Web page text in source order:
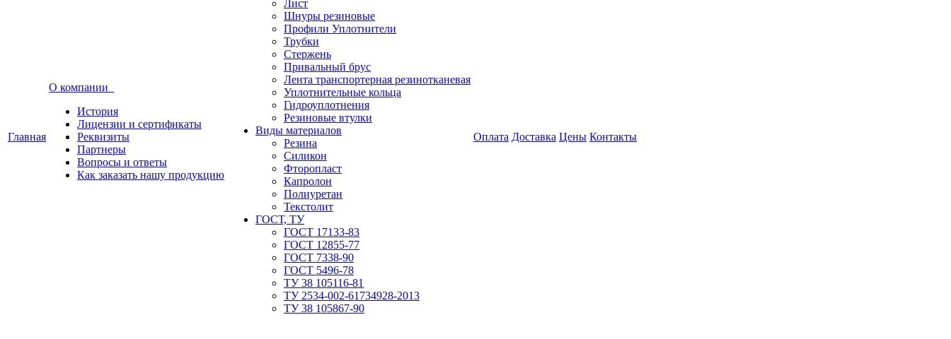
Главная
О компании
История
Лицензии и сертификаты
Реквизиты
Партнеры
Вопросы и ответы
Как заказать нашу продукцию
Лист
Шнуры резиновые
Профили Уплотнители
Трубки
Стержень
Привальный брус
Лента транспортерная резинотканевая
Уплотнительные кольца
Гидроуплотнения
Резиновые втулки
Виды материалов
Резина
Силикон
Фторопласт
Капролон
Полиуретан
Текстолит
ГОСТ, ТУ
ГОСТ 17133-83
ГОСТ 12855-77
ГОСТ 7338-90
ГОСТ 5496-78
ТУ 38 105116-81
ТУ 2534-002-61734928-2013
ТУ 38 105867-90
Оплата Доставка Цены Контакты